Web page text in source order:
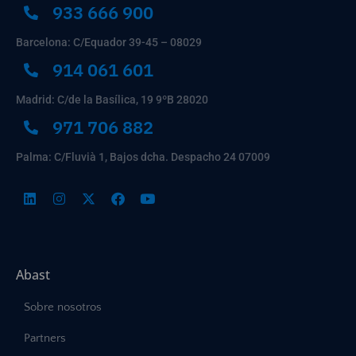
933 666 900
Barcelona: C/Equador 39-45 – 08029
914 061 601
Madrid: C/de la Basílica, 19 9ºB 28020
971 706 882
Palma: C/Fluvià 1, Bajos dcha. Despacho 24 07009
Abast
Sobre nosotros
Partners